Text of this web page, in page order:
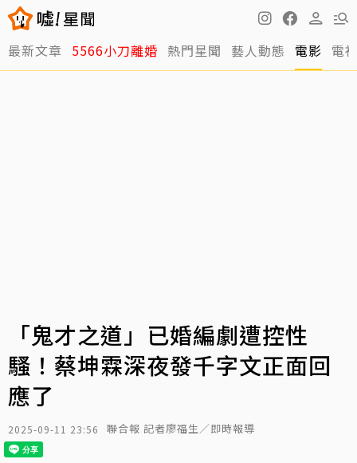
最新文章 5566小刀離婚 熱門星聞 藝人動態 電影 電
「鬼才之道」已婚編劇遭控性
騷！蔡坤霖深夜發千字文正面回
應了
2025-09-11 23:56 聯合報 記者廖福生／即時報導